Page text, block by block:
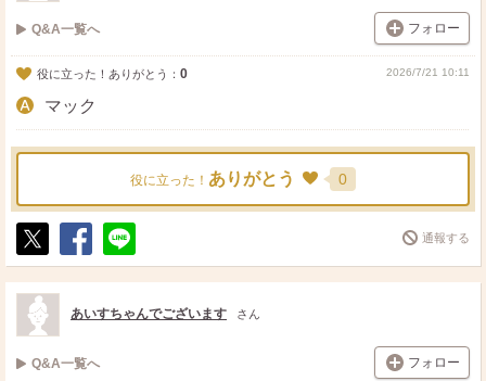
Q&A一覧へ フォロー
役に立った！ありがとう： 0 2026/7/21 10:11
マック
役に立った！ ありがとう 0
ポ
ス
ト
シ
ェ
送
る
通報する
あいすちゃんでございます さん
Q&A一覧へ フォロー